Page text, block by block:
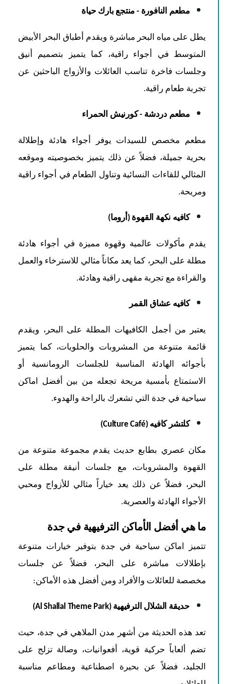
مطعم النافورة - منتجع بارك حياة
يطل على مياه البحر مباشرة ويقدم أطباق البحر الأبيض
المتوسط في أجواء راقية، كما يتميز بتصميم أنيق
وجلسات فاخرة تناسب العائلات والأزواج الباحثين عن
تجربة طعام راقية.
مطعم دردشة - كورنيش الحمراء
مطعم مخصص للسيدات يوفر أجواء هادئة وإطلالة
بحرية جميلة، فضلاً عن ذلك يتميز بخصوصيته وموقعه
المثالي للقاءات النسائية وتناول الطعام في أجواء راقية
ومريحة.
كافيه نكهة القهوة (أروما)
يقدم مأكولات عالمية وقهوة مميزة في أجواء هادئة
مطلة على البحر، كما يعد مكاناً مثالي للاسترخاء والعمل
والقراءة مع تجربة مقهى راقية وهادئة.
كافيه عشاق القمر
يعتبر من أجمل الكافيهات المطلة على البحر، ويقدم
قائمة متنوعة من المشروبات والحلويات، كما يتميز
بأجوائه الهادئة المناسبة للجلسات الرومانسية أو
الاستمتاع بأمسية مريحة تجعله من بين أفضل اماكن
سياحية في جدة التي تشعرك بالراحة والهدوء.
كلتشر كافيه (Culture Café)
مكان عصري بطابع حديث يقدم مجموعة متنوعة من
القهوة والمشروبات، مع جلسات أنيقة مطلة على
البحر، فضلاً عن ذلك يعد خياراً مثالي للأزواج ومحبي
الأجواء الهادئة والعصرية.
ما هي أفضل الأماكن الترفيهية في جدة
تتميز اماكن سياحية في جدة بتوفير خيارات متنوعة
بإطلالات مباشرة على البحر، فضلاً عن جلسات
مخصصة للعائلات والأفراد ومن أفضل هذه الأماكن:
حديقة الشلال الترفيهية (Al Shallal Theme Park)
تعد هذه الحديثة من أشهر مدن الملاهي في جدة، حيث
تضم ألعاباً حركية قوية، أفعوانيات، وصالة تزلج على
الجليد، فضلاً عن بحيرة اصطناعية ومطاعم مناسبة